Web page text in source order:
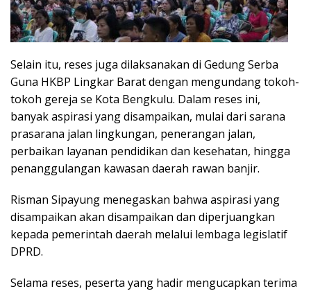
Selain itu, reses juga dilaksanakan di Gedung Serba
Guna HKBP Lingkar Barat dengan mengundang tokoh-
tokoh gereja se Kota Bengkulu. Dalam reses ini,
banyak aspirasi yang disampaikan, mulai dari sarana
prasarana jalan lingkungan, penerangan jalan,
perbaikan layanan pendidikan dan kesehatan, hingga
penanggulangan kawasan daerah rawan banjir.
Risman Sipayung menegaskan bahwa aspirasi yang
disampaikan akan disampaikan dan diperjuangkan
kepada pemerintah daerah melalui lembaga legislatif
DPRD.
Selama reses, peserta yang hadir mengucapkan terima